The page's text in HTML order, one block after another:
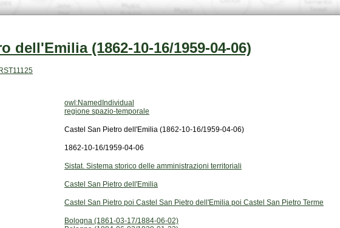
dell'Emilia (1862-10-16/1959-04-06)
owl:NamedIndividual
regione spazio-temporale
Castel San Pietro dell'Emilia (1862-10-16/1959-04-06)
1862-10-16/1959-04-06
Sistat. Sistema storico delle amministrazioni territoriali
Castel San Pietro dell'Emilia
Castel San Pietro poi Castel San Pietro dell'Emilia poi Castel San Pietro Terme
Bologna (1861-03-17/1884-06-02)